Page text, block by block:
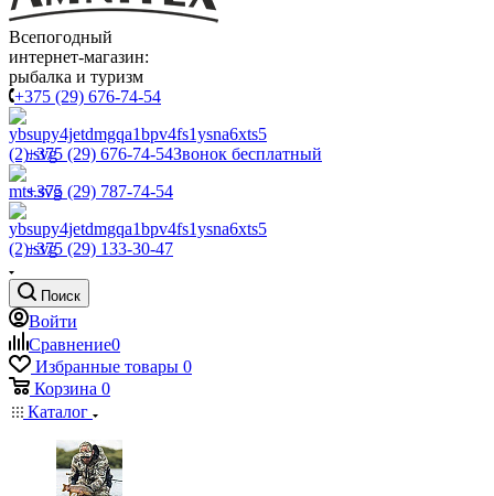
Всепогодный
интернет-магазин:
рыбалка и туризм
+375 (29) 676-74-54
+375 (29) 676-74-54Звонок бесплатный
+375 (29) 787-74-54
+375 (29) 133-30-47
Поиск
Войти
Сравнение0
Избранные товары 0
Корзина 0
Каталог